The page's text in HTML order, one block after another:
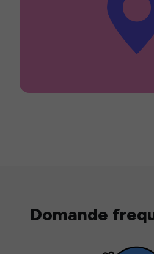
Domande